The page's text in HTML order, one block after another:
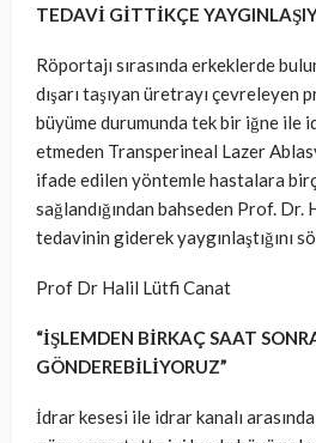
TEDAVİ GİTTİKÇE
Röportajı sırasında erkeklerde
dışarı taşıyan üretrayı çevreleyen
büyüme durumunda tek bir iğne ile
etmeden Transperineal Lazer
ifade edilen yöntemle hastalara
sağlandığından bahseden Prof. Dr.
tedavinin giderek yaygınlaştığını
Prof Dr Halil Lütfi Canat
“İŞLEMDEN BİRKAÇ SAAT
GÖNDEREBİLİYORUZ”
İdrar kesesi ile idrar kanalı